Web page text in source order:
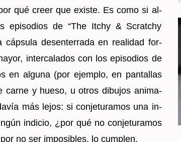
qué creer que exis­te. Es como si al­
epi­so­dios de “The Itchy & Scrat­chy
cáp­su­la des­en­te­rra­da en reali­dad for­
in­ter­ca­la­dos con los epi­so­dios de
en al­gu­na (por ejem­plo, en pan­ta­llas
carne y hueso, u otros di­bu­jos ani­ma­
más lejos: si con­je­tu­ra­mos una in­
in­di­cio, ¿por qué no con­je­tu­ra­mos
no ser im­po­si­bles, lo cum­plen.